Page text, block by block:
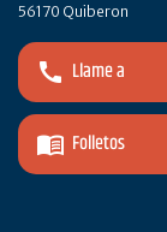
56170 Quiberon
Llame a
Folletos